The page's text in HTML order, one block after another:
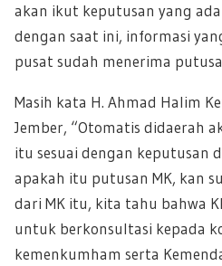
akan ikut keputusan yang
dengan saat ini, informasi
pusat sudah menerima
Masih kata H. Ahmad Halim
Jember, “Otomatis didaerah
itu sesuai dengan keputusan
apakah itu putusan MK, kan
dari MK itu, kita tahu bahwa
untuk berkonsultasi kepada
kemenkumham serta